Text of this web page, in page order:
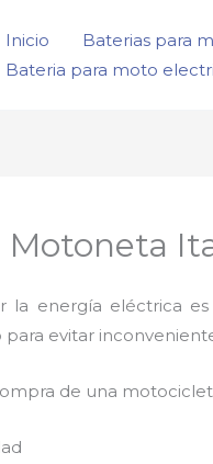
Inicio Baterias para
Bateria para moto
Motoneta
la energía eléctrica
evitar
de una